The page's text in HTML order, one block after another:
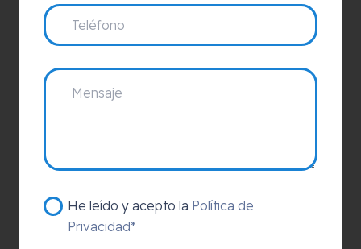
He leído y acepto la Política de
Privacidad*